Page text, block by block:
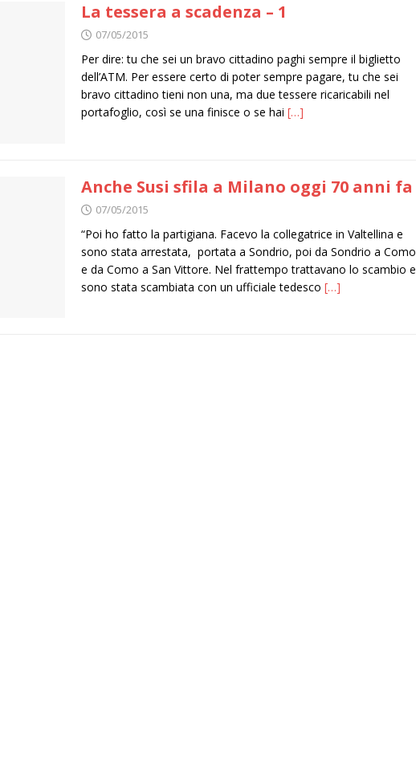
La tessera a scadenza – 1
07/05/2015
Per dire: tu che sei un bravo cittadino paghi sempre il biglietto
dell’ATM. Per essere certo di poter sempre pagare, tu che sei
bravo cittadino tieni non una, ma due tessere ricaricabili nel
portafoglio, così se una finisce o se hai […]
Anche Susi sfila a Milano oggi 70 anni fa
07/05/2015
“Poi ho fatto la partigiana. Facevo la collegatrice in Valtellina e
sono stata arrestata, portata a Sondrio, poi da Sondrio a Como
e da Como a San Vittore. Nel frattempo trattavano lo scambio e
sono stata scambiata con un ufficiale tedesco […]